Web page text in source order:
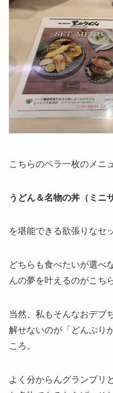
こちらのペラ一枚のメニ
うどん＆名物の丼（ミニ
を堪能できる欲張りなセ
どちらも食べたいが選べ
んの夢を叶えるのがこち
当然、私もそんなおデブ
解せないのが「どんぶり
ころ。
よく分からんグランプリ